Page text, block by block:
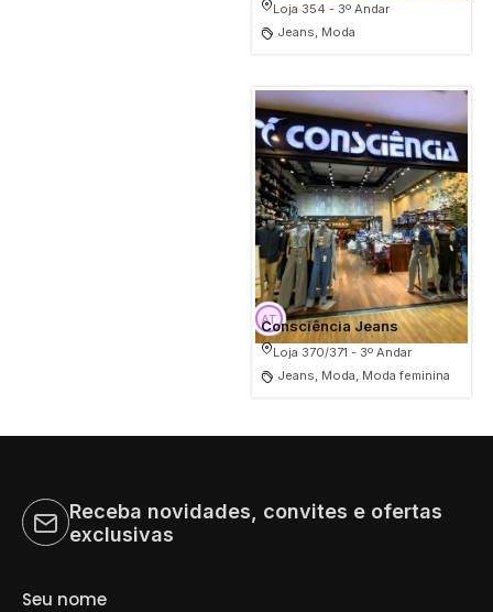
Loja 354 - 3º Andar
Jeans, Moda
Consciência Jeans
Loja 370/371 - 3º Andar
Jeans, Moda, Moda feminina
Receba novidades, convites e ofertas
exclusivas
Seu nome